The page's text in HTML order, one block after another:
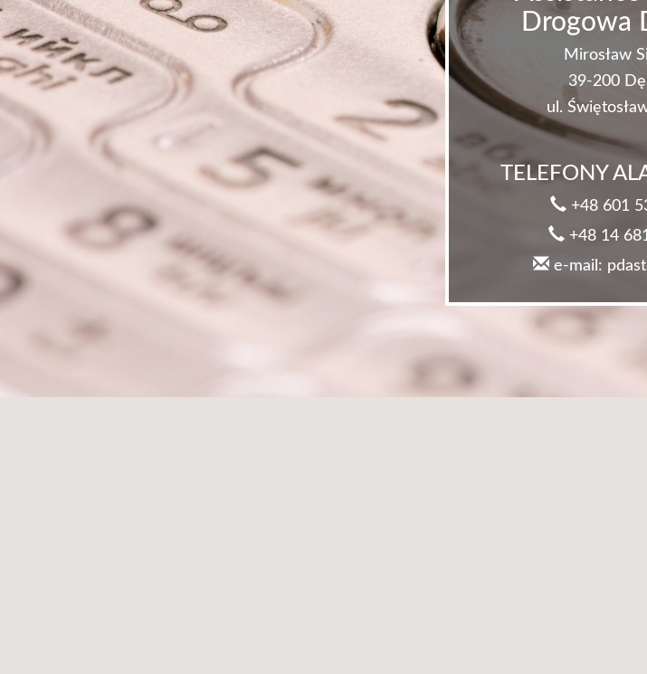
Drogowa
Mirosław
39-200
ul.
TELEFONY
+48 601
+48 14
e-mail: